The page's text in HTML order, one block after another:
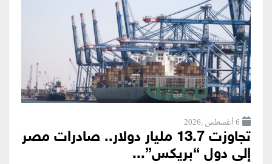
6 أغسطس ,2026
تجاوزت 13.7 مليار دولار.. صادرات مصر
إلى دول “بريكس”...